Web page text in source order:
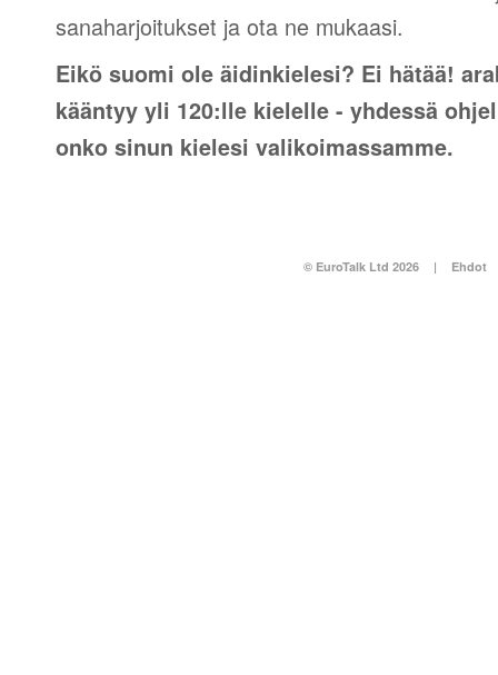
sanaharjoitukset ja ota ne mukaasi.
Eikö suomi ole äidinkielesi? Ei hätää!
kääntyy yli 120:lle kielelle - yhdessä
onko sinun kielesi valikoimassamme.
© EuroTalk Ltd 2026 | Ehdot